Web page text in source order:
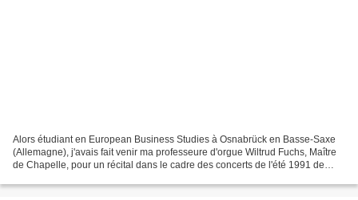
Alors étudiant en European Business Studies à Osnabrück en Basse-Saxe
(Allemagne), j'avais fait venir ma professeure d'orgue Wiltrud Fuchs, Maître
de Chapelle, pour un récital dans le cadre des concerts de l'été 1991 de